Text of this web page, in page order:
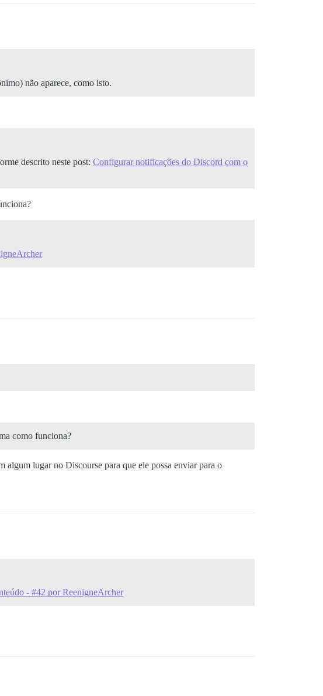
não aparece, como isto.
descrito neste post: Configurar notificações do Discord com o
como funciona?
lugar no Discourse para que ele possa enviar para o
- #42 por ReenigneArcher